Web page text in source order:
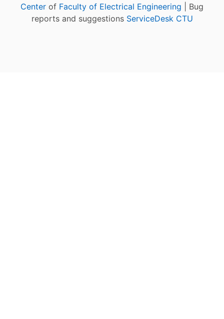
Center of Faculty of Electrical Engineering | Bug
reports and suggestions ServiceDesk CTU